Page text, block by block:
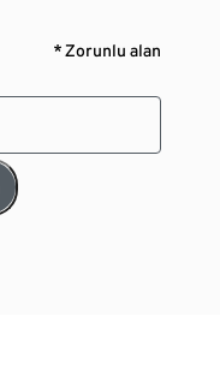
* Zorunlu alan